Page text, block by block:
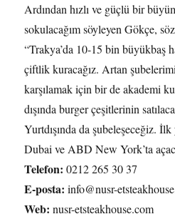
Ardından hızlı ve güçlü bir
sokulacağım söyleyen Gökçe,
“Trakya’da 10-15 bin büyükbaş
çiftlik kuracağız. Artan
karşılamak için bir de akademi
dışında burger çeşitlerinin
Yurtdışında da şubeleşeceğiz.
Dubai ve ABD New York’ta
Telefon: 0212 265 30 37
E-posta: info@nusr-
Web: nusr-etsteakhouse.com